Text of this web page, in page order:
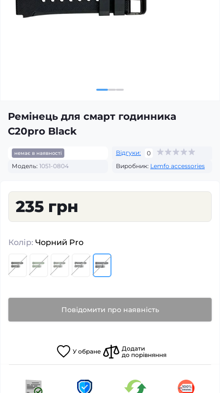
Ремінець для смарт годинника
C20pro Black
немає в наявності Відгуки:
0
Модель: 1051-0804 Виробник: Lemfo accessories
235 грн
Колір: Чорний Pro
Повідомити про наявність
У обране
Додати
до порівняння